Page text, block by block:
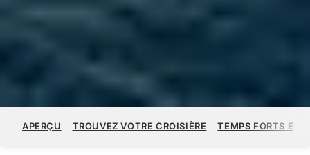
APERÇU TROUVEZ VOTRE CROISIÈRE TEMPS FORTS ET